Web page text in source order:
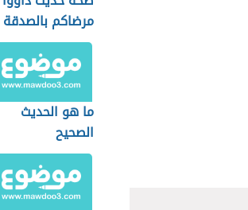
مرضاكم بالصدقة
ما هو الحديث
الصحيح